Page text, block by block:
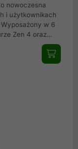
nowoczesna
i użytkownikach
w 6
Zen 4 oraz
litograficznym 5
mocą a
3D V-Cache
zadaniach
wybór dla